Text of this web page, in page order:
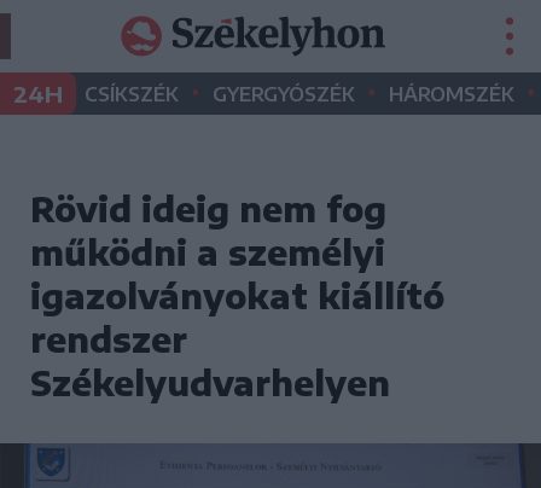
24H CSÍKSZÉK • GYERGYÓSZÉK • HÁROMSZÉK •
Rövid ideig nem fog
működni a személyi
igazolványokat kiállító
rendszer
Székelyudvarhelyen